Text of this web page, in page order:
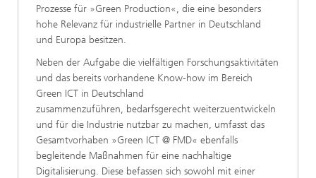
Prozesse für »Green Production«, die eine besonders
hohe Relevanz für industrielle Partner in Deutschland
und Europa besitzen.
Neben der Aufgabe die vielfältigen Forschungsaktivitäten
und das bereits vorhandene Know-how im Bereich
Green ICT in Deutschland
zusammenzuführen, bedarfsgerecht weiterzuentwickeln
und für die Industrie nutzbar zu machen, umfasst das
Gesamtvorhaben »Green ICT @ FMD« ebenfalls
begleitende Maßnahmen für eine nachhaltige
Digitalisierung. Diese befassen sich sowohl mit einer